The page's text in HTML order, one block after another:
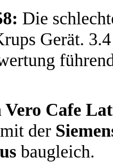
Die
Gerät.
Vero Cafe
der
baugleich.